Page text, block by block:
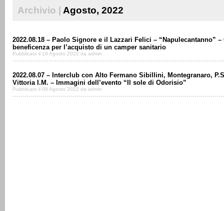
Archivio | Agosto, 2022
2022.08.18 – Paolo Signore e il Lazzari Felici – “Napulecantanno”
beneficenza per l’acquisto di un camper sanitario
Pubblicato il 18 Agosto 2022 da admin
2022.08.07 – Interclub con Alto Fermano Sibillini, Montegranaro,
Vittoria I.M. – Immagini dell’evento “Il sole di Odorisio”
Pubblicato il 08 Agosto 2022 da admin